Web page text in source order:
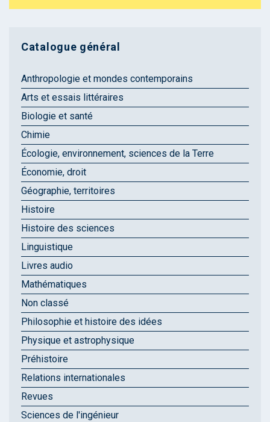
Catalogue général
Anthropologie et mondes contemporains
Arts et essais littéraires
Biologie et santé
Chimie
Écologie, environnement, sciences de la Terre
Économie, droit
Géographie, territoires
Histoire
Histoire des sciences
Linguistique
Livres audio
Mathématiques
Non classé
Philosophie et histoire des idées
Physique et astrophysique
Préhistoire
Relations internationales
Revues
Sciences de l'ingénieur